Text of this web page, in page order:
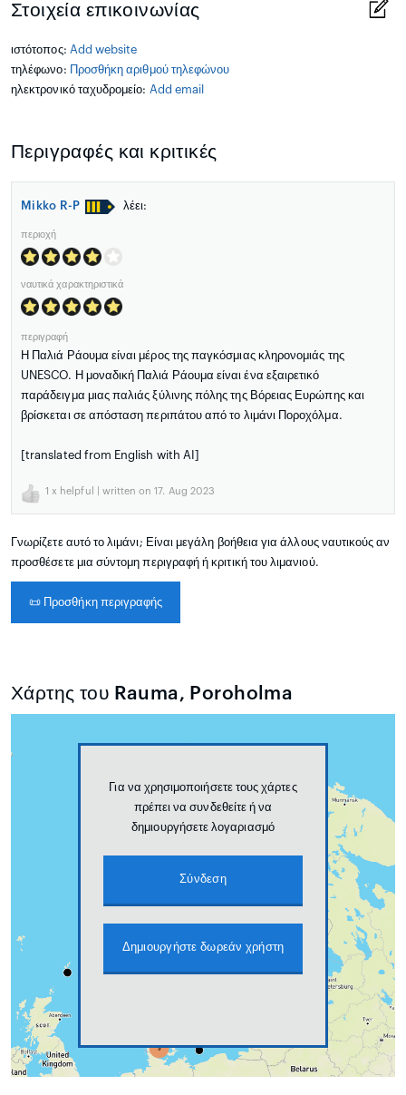
Στοιχεία επικοινωνίας
ιστότοπος: Add website
τηλέφωνο:
Προσθήκη αριθμού τηλεφώνου
ηλεκτρονικό ταχυδρομείο: Add email
Περιγραφές και κριτικές
Mikko R-P λέει:
περιοχή
ναυτικά χαρακτηριστικά
περιγραφή
Η Παλιά Ράουμα είναι μέρος της παγκόσμιας κληρονομιάς της
UNESCO. Η μοναδική Παλιά Ράουμα είναι ένα εξαιρετικό
παράδειγμα μιας παλιάς ξύλινης πόλης της Βόρειας Ευρώπης και
βρίσκεται σε απόσταση περιπάτου από το λιμάνι Ποροχόλμα.
[translated from English with AI]
1 x helpful | written on 17. Aug 2023
Γνωρίζετε αυτό το λιμάνι; Είναι μεγάλη βοήθεια για άλλους ναυτικούς αν
προσθέσετε μια σύντομη περιγραφή ή κριτική του λιμανιού.
📜 Προσθήκη περιγραφής
Χάρτης του Rauma, Poroholma
Για να χρησιμοποιήσετε τους χάρτες
πρέπει να συνδεθείτε ή να
δημιουργήσετε λογαριασμό
Σύνδεση
Δημιουργήστε δωρεάν χρήστη